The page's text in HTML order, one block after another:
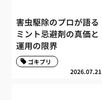
害虫駆除のプロが語る
ミント忌避剤の真価と
運用の限界
2026.07.21
ゴキブリ